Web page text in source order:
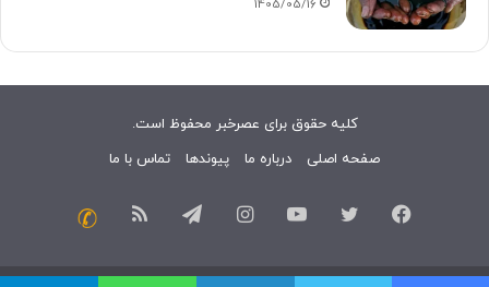
1405/05/16
کلیه حقوق برای عصرخبر محفوظ است.
صفحه اصلی
درباره ما پیوندها تماس با ما
فیسبوک توییتر یوتیوب اینستاگرامتلگرام خوراک
با